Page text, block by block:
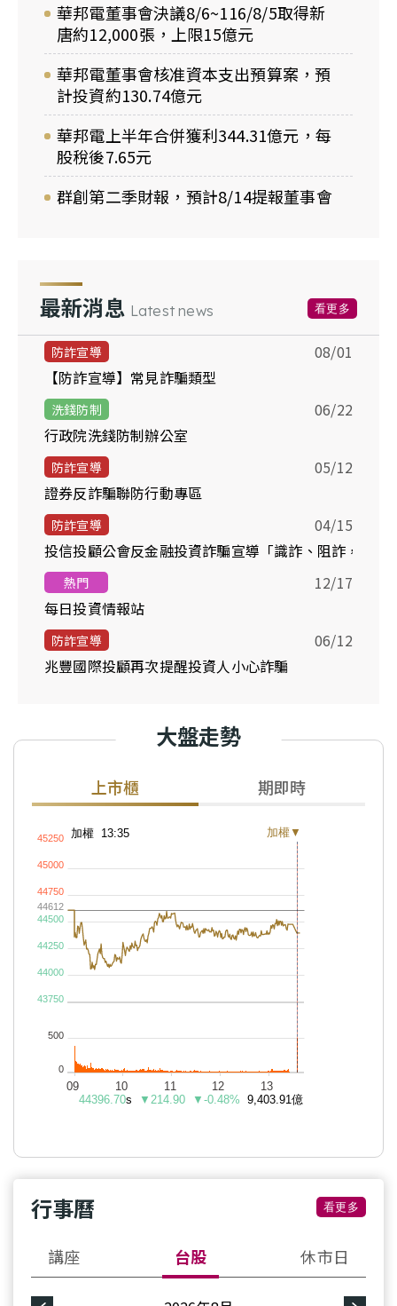
華邦電董事會決議8/6~116/8/5取得新
唐約12,000張，上限15億元
華邦電董事會核准資本支出預算案，預
計投資約130.74億元
華邦電上半年合併獲利344.31億元，每
股稅後7.65元
群創第二季財報，預計8/14提報董事會
最新消息 Latest news 看更多
防詐宣導
【防詐宣導】常見詐騙類型
08/01
洗錢防制
行政院洗錢防制辦公室
06/22
防詐宣導
證券反詐騙聯防行動專區
05/12
防詐宣導
投信投顧公會反金融投資詐騙宣導「識詐、阻詐，你我
04/15
熱門
每日投資情報站
12/17
防詐宣導
兆豐國際投顧再次提醒投資人小心詐騙
06/12
大盤走勢
上市櫃 期即時
行事曆 看更多
講座 台股 休市日